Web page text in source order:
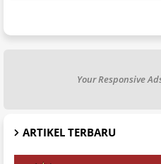
Your Responsive
ARTIKEL TERBARU